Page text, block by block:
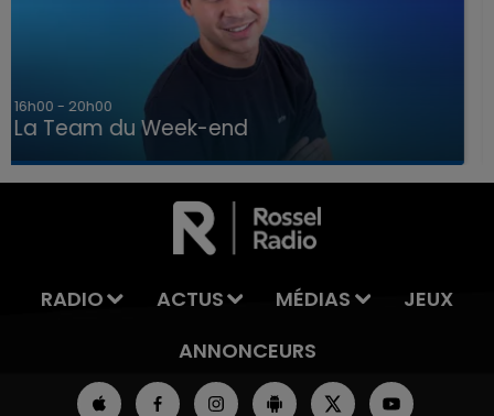
LA TEAM DU WEEK-END
7h00 - 12h00
La Team du Week-end
RADIO ACTUS MÉDIAS
JEUX
ANNONCEURS